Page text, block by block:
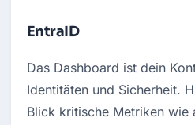
EntraID
Das Dashboard ist dein
Identitäten und Sicherheit.
Blick kritische Metriken wie